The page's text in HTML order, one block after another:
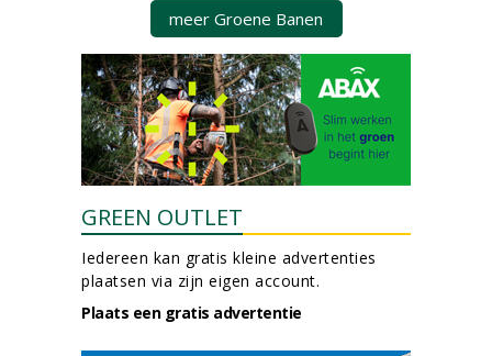
meer Groene Banen
GREEN OUTLET
Iedereen kan gratis kleine advertenties
plaatsen via zijn eigen account.
Plaats een gratis advertentie